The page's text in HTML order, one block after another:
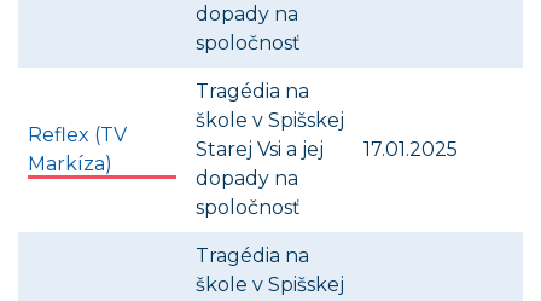
dopady na
spoločnosť
Reflex (TV
Markíza)
Tragédia na
škole v Spišskej
Starej Vsi a jej
dopady na
spoločnosť
17.01.2025
Tragédia na
škole v Spišskej